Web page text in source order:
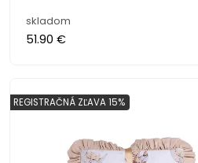
skladom
51.90 €
REGISTRAČNÁ ZĽAVA 15%